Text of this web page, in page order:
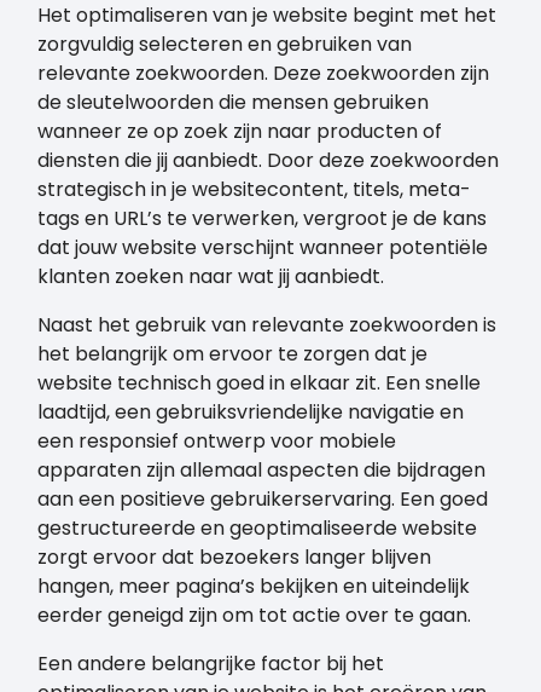
Het optimaliseren van je website begint met het
zorgvuldig selecteren en gebruiken van
relevante zoekwoorden. Deze zoekwoorden zijn
de sleutelwoorden die mensen gebruiken
wanneer ze op zoek zijn naar producten of
diensten die jij aanbiedt. Door deze zoekwoorden
strategisch in je websitecontent, titels, meta-
tags en URL’s te verwerken, vergroot je de kans
dat jouw website verschijnt wanneer potentiële
klanten zoeken naar wat jij aanbiedt.
Naast het gebruik van relevante zoekwoorden is
het belangrijk om ervoor te zorgen dat je
website technisch goed in elkaar zit. Een snelle
laadtijd, een gebruiksvriendelijke navigatie en
een responsief ontwerp voor mobiele
apparaten zijn allemaal aspecten die bijdragen
aan een positieve gebruikerservaring. Een goed
gestructureerde en geoptimaliseerde website
zorgt ervoor dat bezoekers langer blijven
hangen, meer pagina’s bekijken en uiteindelijk
eerder geneigd zijn om tot actie over te gaan.
Een andere belangrijke factor bij het